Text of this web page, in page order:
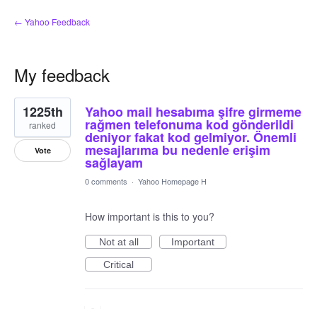
← Yahoo Feedback
My feedback
2
results
found
Yahoo mail hesabıma şifre girmeme
rağmen telefonuma kod gönderildi
deniyor fakat kod gelmiyor. Önemli
mesajlarıma bu nedenle erişim
sağlayam
1225th
ranked
Vote
0 comments · Yahoo Homepage H
How important is this to you?
Not at all
Important
Critical